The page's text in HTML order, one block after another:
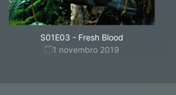
S01E03 - Fresh Blood
1 novembro 2019